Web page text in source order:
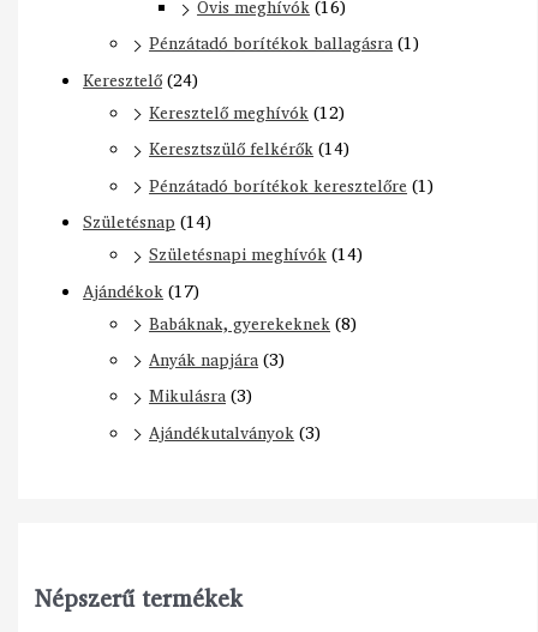
Ovis meghívók(16)
Pénzátadó borítékok ballagásra(1)
Keresztelő(24)
Keresztelő meghívók(12)
Keresztszülő felkérők(14)
Pénzátadó borítékok keresztelőre (1)
Születésnap (14)
Születésnapi meghívók(14)
Ajándékok(17)
Babáknak, gyerekeknek(8)
Anyák napjára(3)
Mikulásra(3)
Ajándékutalványok(3)
Népszerű termékek